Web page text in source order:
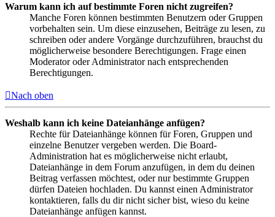
Warum kann ich auf bestimmte Foren nicht zugreifen?
Manche Foren können bestimmten Benutzern oder Gruppen
vorbehalten sein. Um diese einzusehen, Beiträge zu lesen, zu
schreiben oder andere Vorgänge durchzuführen, brauchst du
möglicherweise besondere Berechtigungen. Frage einen
Moderator oder Administrator nach entsprechenden
Berechtigungen.
Nach oben
Weshalb kann ich keine Dateianhänge anfügen?
Rechte für Dateianhänge können für Foren, Gruppen und
einzelne Benutzer vergeben werden. Die Board-
Administration hat es möglicherweise nicht erlaubt,
Dateianhänge in dem Forum anzufügen, in dem du deinen
Beitrag verfassen möchtest, oder nur bestimmte Gruppen
dürfen Dateien hochladen. Du kannst einen Administrator
kontaktieren, falls du dir nicht sicher bist, wieso du keine
Dateianhänge anfügen kannst.